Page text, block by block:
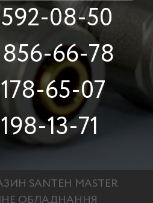
592-08-50
856-66-78
178-65-07
198-13-71
SANTEH MASTER